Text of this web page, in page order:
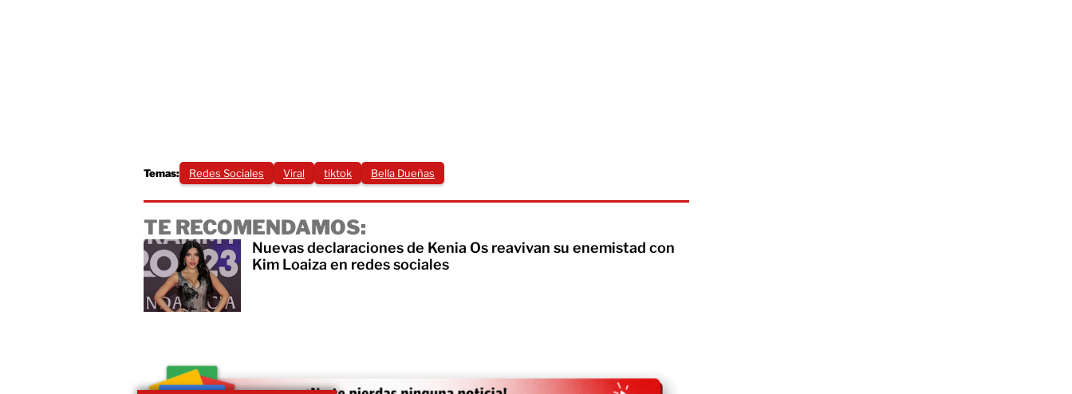
Temas: Redes Sociales Viral tiktok Bella Dueñas
TE RECOMENDAMOS:
Nuevas declaraciones de Kenia Os reavivan su enemistad con
Kim Loaiza en redes sociales